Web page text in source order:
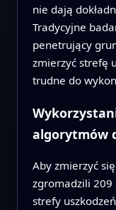
nie dają
Tradycyjne
penetrujący
zmierzyć strefę
trudne do
algorytmów
Aby zmierzyć
zgromadzili 209
strefy